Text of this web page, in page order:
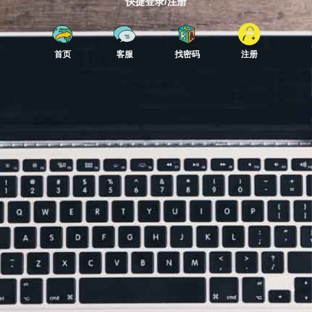
首页 客服 找密码 注册